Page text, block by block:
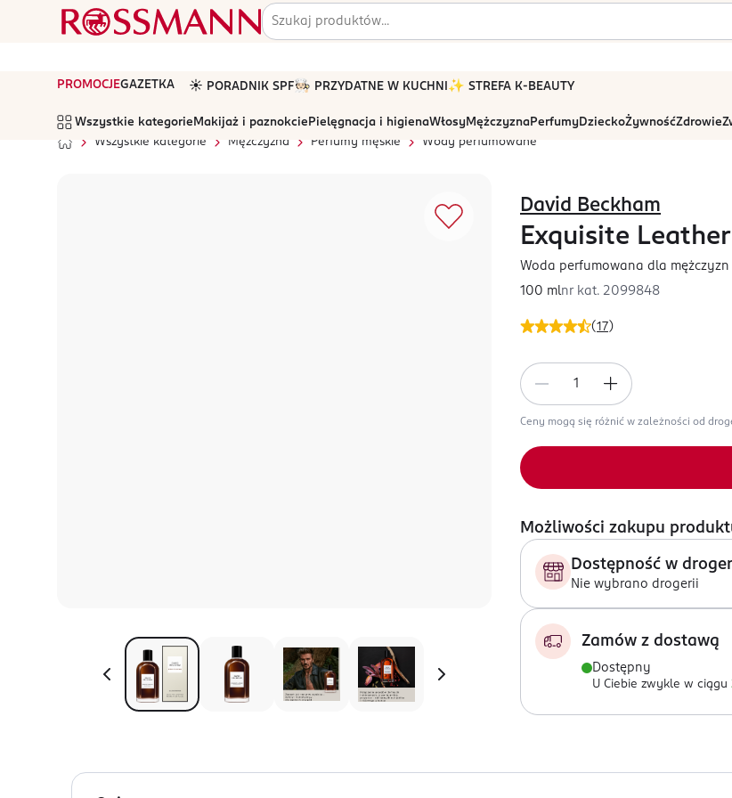
PROMOCJEGAZETKA ☀️ PORADNIK SPF🧑🏻‍🍳 PRZYDATNE W KUCHNI ✨ STREFA K-BEAUTY
Wszystkie kategorie Makijaż i paznokcie Pielęgnacja i higienaWłosyMężczyznaPerfumyDzieckoŻywnośćZdrowie
Wszystkie kategorie
Mężczyzna Perfumy męskie Wody perfumowane
(17)
David Beckham
Exquisite Leather
Woda perfumowana dla mężczyzn
100 mlnr kat. 2099848
Ceny mogą się różnić w zależności od
Możliwości zakupu
Dostępność w
Nie wybrano drogerii
Zamów z dostawą
Dostępny
U Ciebie zwykle w ciągu